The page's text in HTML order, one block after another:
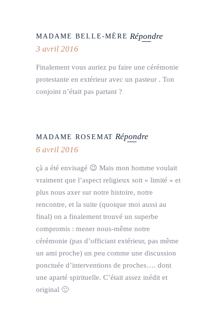
MADAME BELLE-MÈRE Répondre
3 avril 2016
Finalement vous auriez pu faire une cérémonie
protestante en extérieur avec un pasteur . Ton
conjoint n’était pas partant ?
MADAME ROSEMAT Répondre
6 avril 2016
çà a été envisagé 😉 Mais mon homme voulait
vraiment que l’aspect religieux soit « limité » et
plus nous axer sur notre histoire, notre
rencontre, et la suite (quoique moi aussi au
final) on a finalement trouvé un superbe
compromis : mener nous-même notre
cérémonie (pas d’officiant extérieur, pas même
un ami proche) un peu comme une discussion
ponctuée d’interventions de proches…. dont
une aparté spirituelle. C’était assez inédit et
original 🙂